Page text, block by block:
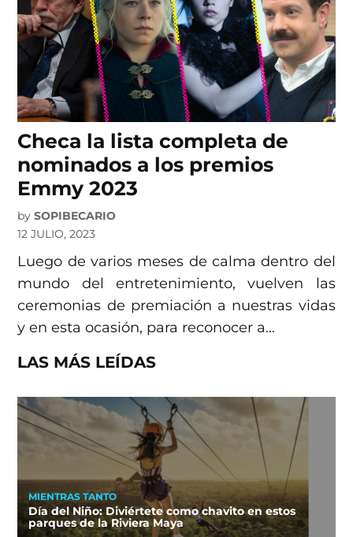
Checa la lista completa de
nominados a los premios
Emmy 2023
by SOPIBECARIO
12 JULIO, 2023
Luego de varios meses de calma dentro del
mundo del entretenimiento, vuelven las
ceremonias de premiación a nuestras vidas
y en esta ocasión, para reconocer a…
LAS MÁS LEÍDAS
MIENTRAS TANTO
Día del Niño: Diviértete como chavito en estos
parques de la Riviera Maya